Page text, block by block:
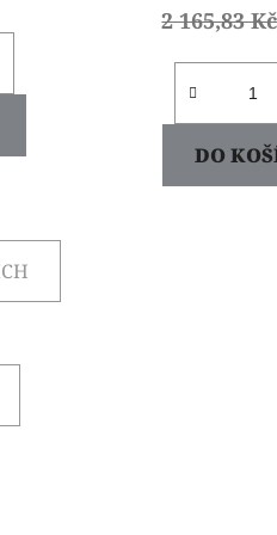
2 165,83 Kč
DO